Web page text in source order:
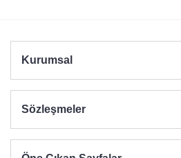
Kurumsal
Sözleşmeler